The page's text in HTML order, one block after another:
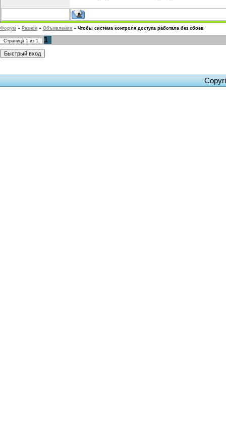
Форум » Разное » Объявления » Чтобы система контроля доступа работала без сбоев
Страница 1 из 1 1